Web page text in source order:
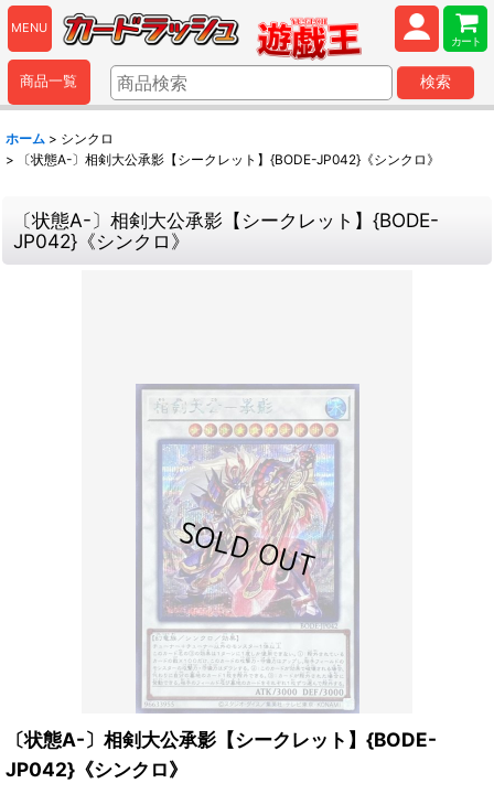
MENU
カート
商品一覧 検索
ホーム > シンクロ
>
〔状態A-〕相剣大公承影【シークレット】{BODE-JP042}《シンクロ》
〔状態A-〕相剣大公承影【シークレット】{BODE-
JP042}《シンクロ》
〔状態A-〕相剣大公承影【シークレット】{BODE-
JP042}《シンクロ》